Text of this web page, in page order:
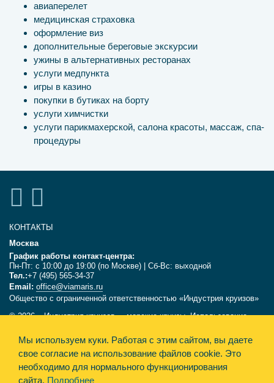
авиаперелет
медицинская страховка
оформление виз
дополнительные береговые экскурсии
ужины в альтернативных ресторанах
услуги медпункта
игры в казино
покупки в бутиках на борту
услуги химчистки
услуги парикмахерской, салона красоты, массаж, спа-
процедуры
КОНТАКТЫ
Москва
График работы контакт-центра:
Пн-Пт: с 10:00 до 19:00 (по Москве) | Сб-Вс: выходной
Тел.:+7 (495) 565-34-37
Email: office@viamaris.ru
Общество с ограниченной ответственностью «Индустрия круизов»
© 2026, «Индустрия круизов» - морские круизы. Использование
разрешения компании «Индустрия круизов». Информация,
размещённая на сайте, несёт справочный характер и не является
офертой.
Политика конфиденциальности
Мы используем куки. Работая с этим сайтом, вы даете
свое согласие на использование файлов cookie. Это
необходимо для нормального функционирования
сайта. Подробнее